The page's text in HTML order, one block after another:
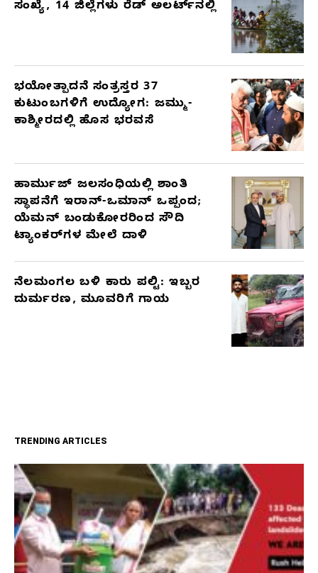
ಸಂಖ್ಯೆ, 14 ಜಿಲ್ಲೆಗಳು ರೆಡ್ ಅಲರ್ಟ್‌ನಲ್ಲಿ
ಭಯೋತ್ಪಾದನೆ ಸಂತ್ರಸ್ತರ 37
ಕುಟುಂಬಗಳಿಗೆ ಉದ್ಯೋಗ: ಜಮ್ಮು-
ಕಾಶ್ಮೀರದಲ್ಲಿ ಹೊಸ ಭರವಸೆ
ಹಾರ್ಮುಜ್ ಜಲಸಂಧಿಯಲ್ಲಿ ಶಾಂತಿ
ಸ್ಥಾಪನೆಗೆ ಇರಾನ್-ಒಮಾನ್ ಒಪ್ಪಂದ;
ಯೆಮನ್ ಬಂಡುಕೋರರಿಂದ ಸೌದಿ
ಟ್ಯಾಂಕರ್‌ಗಳ ಮೇಲೆ ದಾಳಿ
ನೆಲಮಂಗಲ ಬಳಿ ಕಾರು ಪಲ್ಟಿ: ಇಬ್ಬರ
ದುರ್ಮರಣ, ಮೂವರಿಗೆ ಗಾಯ
TRENDING ARTICLES